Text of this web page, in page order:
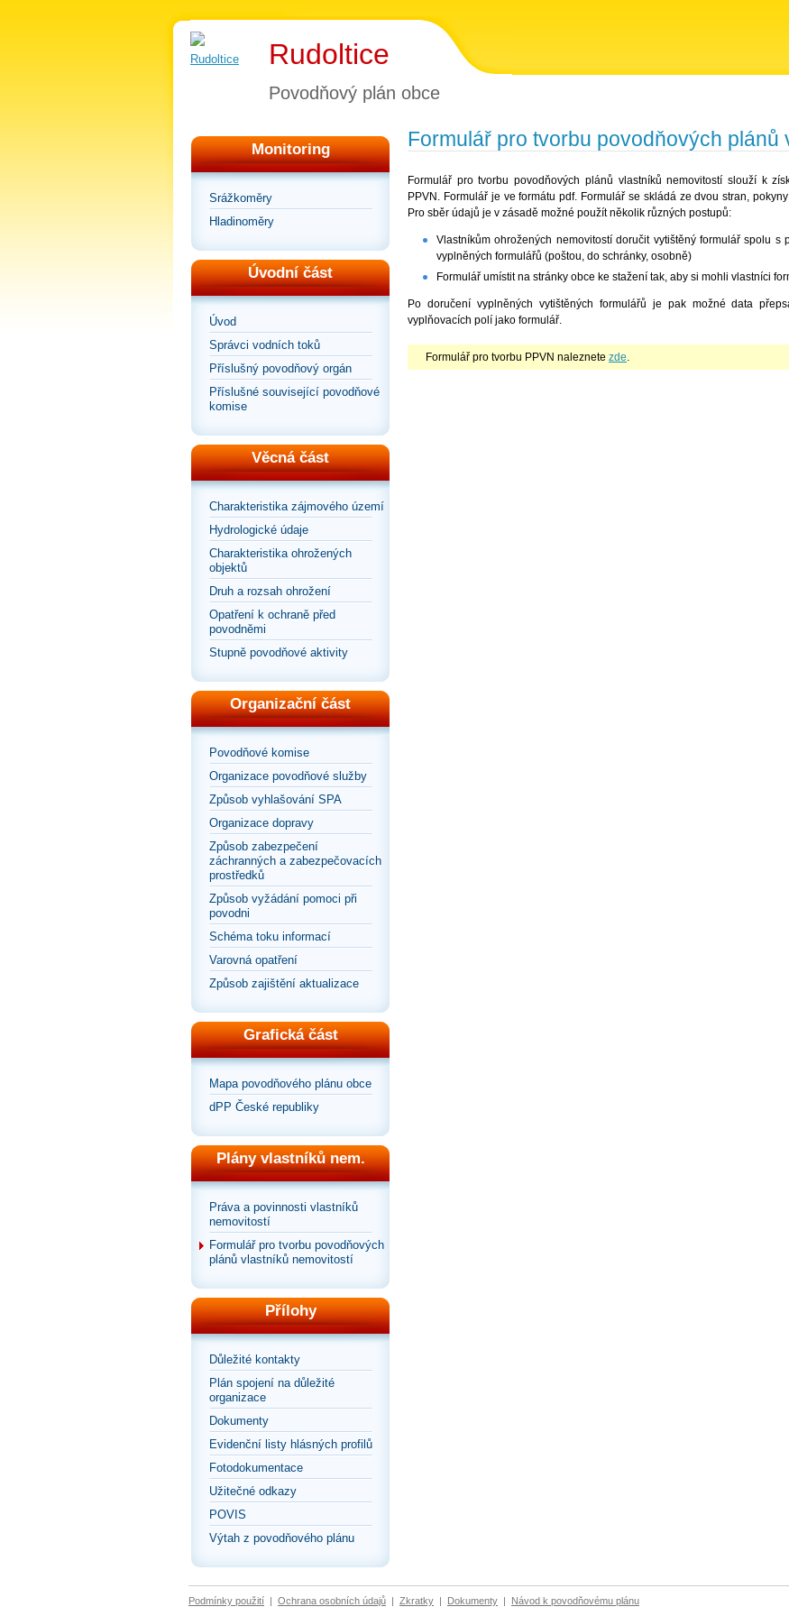
Rudoltice
Povodňový plán obce
Monitoring
Srážkoměry
Hladinoměry
Úvodní část
Úvod
Správci vodních toků
Příslušný povodňový orgán
Příslušné související povodňové
komise
Věcná část
Charakteristika zájmového území
Hydrologické údaje
Charakteristika ohrožených
objektů
Druh a rozsah ohrožení
Opatření k ochraně před
povodněmi
Stupně povodňové aktivity
Organizační část
Povodňové komise
Organizace povodňové služby
Způsob vyhlašování SPA
Organizace dopravy
Způsob zabezpečení
záchranných a zabezpečovacích
prostředků
Způsob vyžádání pomoci při
povodni
Schéma toku informací
Varovná opatření
Způsob zajištění aktualizace
Grafická část
Mapa povodňového plánu obce
dPP České republiky
Plány vlastníků nem.
Práva a povinnosti vlastníků
nemovitostí
Formulář pro tvorbu povodňových
plánů vlastníků nemovitostí
Přílohy
Důležité kontakty
Plán spojení na důležité
organizace
Dokumenty
Evidenční listy hlásných profilů
Fotodokumentace
Užitečné odkazy
POVIS
Výtah z povodňového plánu
Formulář pro tvorbu povodňových plánů
Formulář pro tvorbu povodňových plánů vlastníků nemovitostí slouží k
PPVN. Formulář je ve formátu pdf. Formulář se skládá ze dvou stran,
Pro sběr údajů je v zásadě možné použít několik různých postupů:
Vlastníkům ohrožených nemovitostí doručit vytištěný formulář spolu
vyplněných formulářů (poštou, do schránky, osobně)
Formulář umístit na stránky obce ke stažení tak, aby si mohli vlastníci
Po doručení vyplněných vytištěných formulářů je pak možné data
vyplňovacích polí jako formulář.
Formulář pro tvorbu PPVN naleznete zde.
Podmínky použití | Ochrana osobních údajů | Zkratky | Dokumenty | Návod k povodňovému plánu